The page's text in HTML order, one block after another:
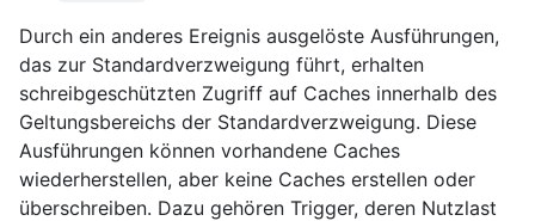
Durch ein anderes Ereignis ausgelöste Ausführungen,
das zur Standardverzweigung führt, erhalten
schreibgeschützten Zugriff auf Caches innerhalb des
Geltungsbereichs der Standardverzweigung. Diese
Ausführungen können vorhandene Caches
wiederherstellen, aber keine Caches erstellen oder
überschreiben. Dazu gehören Trigger, deren Nutzlast